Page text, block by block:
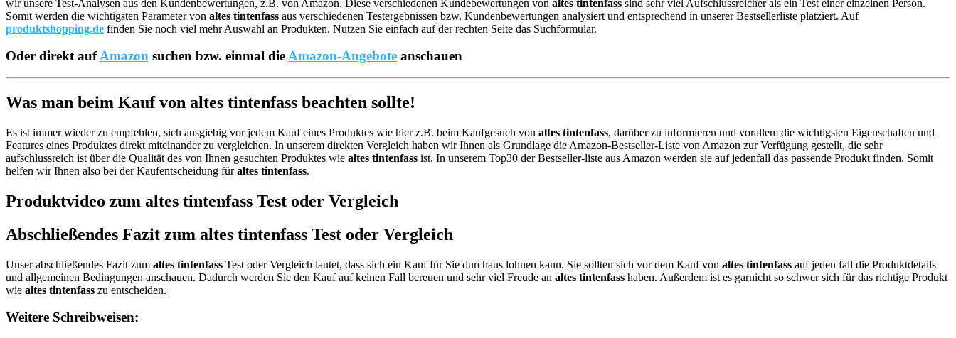
wir unsere Test-Analysen aus den Kundenbewertungen, z.B. von Amazon. Diese verschiedenen Kundebewertungen von altes tintenfass sind sehr viel Aufschlussreicher als ein Test einer einzelnen Person.
Somit werden die wichtigsten Parameter von altes tintenfass aus verschiedenen Testergebnissen bzw. Kundenbewertungen analysiert und entsprechend in unserer Bestsellerliste platziert. Auf
produktshopping.de finden Sie noch viel mehr Auswahl an Produkten. Nutzen Sie einfach auf der rechten Seite das Suchformular.
Oder direkt aufAmazon suchen bzw. einmal dieAmazon-Angebote anschauen
Was man beim Kauf von altes tintenfass beachten sollte!
Es ist immer wieder zu empfehlen, sich ausgiebig vor jedem Kauf eines Produktes wie hier z.B. beim Kaufgesuch von altes tintenfass, darüber zu informieren und vorallem die wichtigsten Eigenschaften und
Features eines Produktes direkt miteinander zu vergleichen. In unserem direkten Vergleich haben wir Ihnen als Grundlage die Amazon-Bestseller-Liste von Amazon zur Verfügung gestellt, die sehr
aufschlussreich ist über die Qualität des von Ihnen gesuchten Produktes wie altes tintenfass ist. In unserem Top30 der Bestseller-liste aus Amazon werden sie auf jedenfall das passende Produkt finden. Somit
helfen wir Ihnen also bei der Kaufentscheidung füraltes tintenfass.
Produktvideo zum altes tintenfass Test oder Vergleich
Abschließendes Fazit zum altes tintenfass Test oder Vergleich
Unser abschließendes Fazit zum altes tintenfass Test oder Vergleich lautet, dass sich ein Kauf für Sie durchaus lohnen kann. Sie sollten sich vor dem Kauf von altes tintenfass auf jeden fall die Produktdetails
und allgemeinen Bedingungen anschauen. Dadurch werden Sie den Kauf auf keinen Fall bereuen und sehr viel Freude an altes tintenfass haben. Außerdem ist es garnicht so schwer sich für das richtige Produkt
wie altes tintenfass zu entscheiden.
Weitere Schreibweisen: